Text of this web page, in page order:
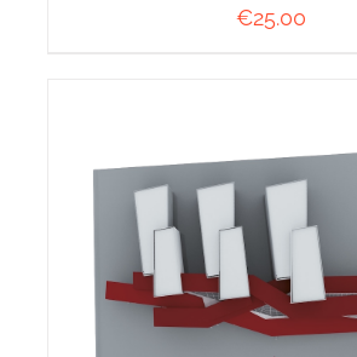
€25.00
AGGIUNGI AL CARRELLO /